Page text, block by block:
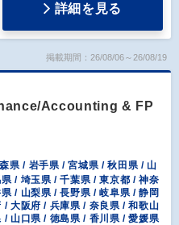
詳細を見る
掲載期間：26/08/06～26/08/19
Accounting & FP
県 / 岩手県 / 宮城県 / 秋田県 / 山
/ 埼玉県 / 千葉県 / 東京都 / 神奈
/ 山梨県 / 長野県 / 岐阜県 / 静岡
大阪府 / 兵庫県 / 奈良県 / 和歌山
山口県 / 徳島県 / 香川県 / 愛媛県